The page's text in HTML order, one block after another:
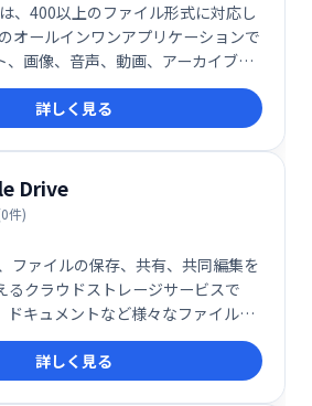
、400以上のファイル形式に対応し
オールインワンアプリケーションで
、画像、音声、動画、アーカイブフ
ざまなファイルを一つのプログラム
、変換することが可能です。プロ
用途から個人利用まで、幅広いシー
ールは、シンプルな操作性と多機能
詳しく見る
Drive
件)
ファイルの保存、共有、共同編集を
るクラウドストレージサービスで
ドキュメントなど様々なファイルを
やスマホなど複数のデバイスからア
ームでの共同作業もスムーズに行
個人利用まで幅広く活用できます。
詳しく見る